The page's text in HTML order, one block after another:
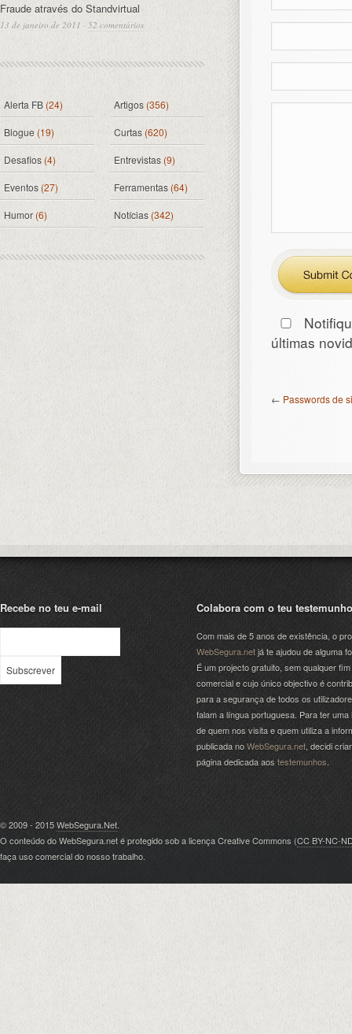
últimas
← Passwords de
Fraude através do Standvirtual
13 de janeiro de 2011 · 52 comentários
Alerta FB(24) Artigos (356)
Blogue (19) Curtas (620)
Desafios (4) Entrevistas (9)
Eventos(27) Ferramentas(64)
Humor (6) Notícias(342)
Recebe no teu e-mail Colabora com o teu testemunho
Com mais de 5 anos de existência, o
WebSegura.netjá te ajudou de alguma
É um projecto gratuito, sem qualquer fim
comercial e cujo único objectivo é
para a segurança de todos os
falam a língua portuguesa. Para ter uma
de quem nos visita e quem utiliza a
publicada noWebSegura.net , decidi
página dedicada aos testemunhos
© 2009 - 2015WebSegura.Net.
O conteúdo do WebSegura.net é protegido sob a licença Creative Commons (CC BY-NC-
faça uso comercial do nosso trabalho.